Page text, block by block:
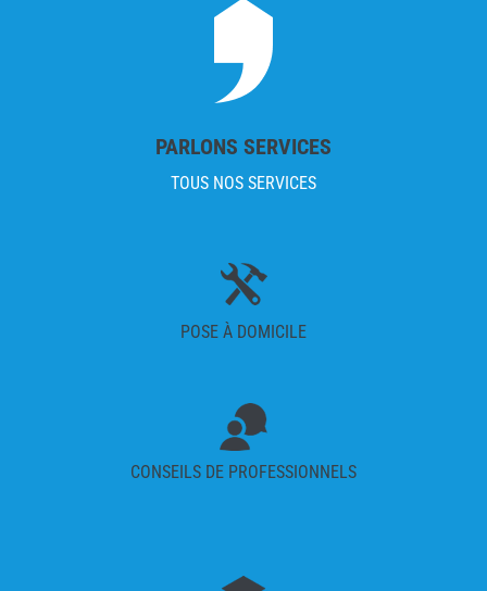
PARLONS SERVICES
TOUS NOS SERVICES
POSE À DOMICILE
CONSEILS DE PROFESSIONNELS